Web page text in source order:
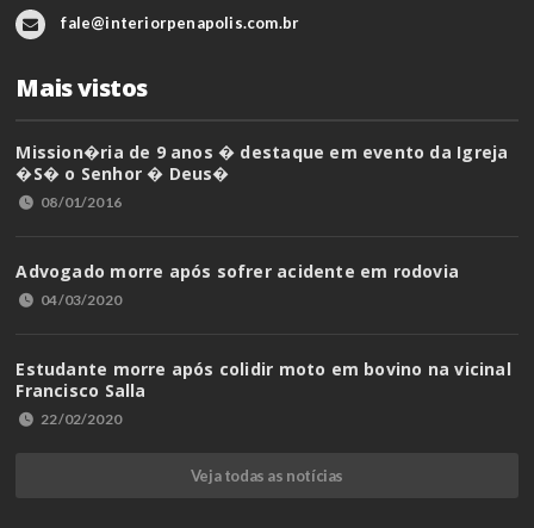
fale@interiorpenapolis.com.br
Mais vistos
Mission�ria de 9 anos � destaque em evento da Igreja
�S� o Senhor � Deus�
08/01/2016
Advogado morre após sofrer acidente em rodovia
04/03/2020
Estudante morre após colidir moto em bovino na vicinal
Francisco Salla
22/02/2020
Veja todas as notícias